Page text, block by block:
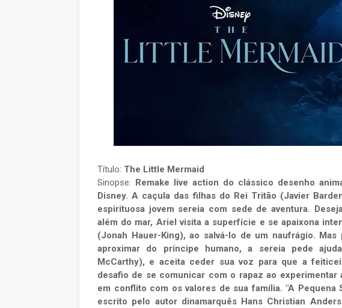
Título: The Little Mermaid
Sinopse:
Remake live action do clássico desenho
Disney. A caçula das filhas do Rei Tritão (Javier
espirituosa jovem sereia com sede de aventura.
além do mar, Ariel visita a superfície e se apaixona
(Jonah Hauer-King), ao salvá-lo de um naufrágio.
aproximar do príncipe humano, a sereia pede
McCarthy), e aceita ceder sua voz para que a
desafio de se comunicar com o rapaz ao
em conflito com os valores de sua família. "A
escrito pelo autor dinamarquês Hans Christian